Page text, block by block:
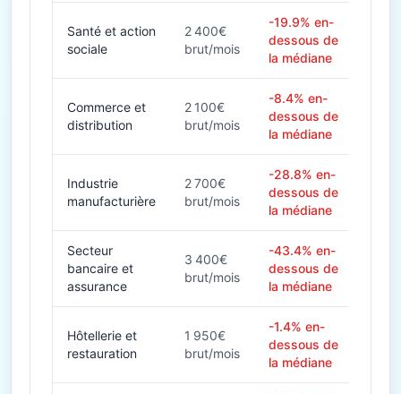
Santé et action
sociale
2 400€
brut/mois
-19.9% en-
dessous de
la médiane
Commerce et
distribution
2 100€
brut/mois
-8.4% en-
dessous de
la médiane
Industrie
manufacturière
2 700€
brut/mois
-28.8% en-
dessous de
la médiane
Secteur
bancaire et
assurance
3 400€
brut/mois
-43.4% en-
dessous de
la médiane
Hôtellerie et
restauration
1 950€
brut/mois
-1.4% en-
dessous de
la médiane